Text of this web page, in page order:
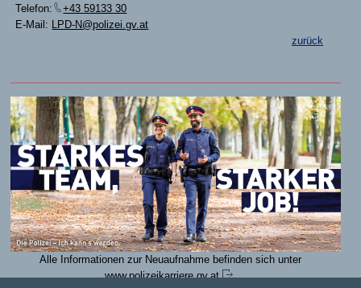
Telefon:
+43 59133 30
E-Mail: LPD-N@polizei.gv.at
zurück
Alle Informationen zur Neuaufnahme befinden sich unter
www.polizeikarriere.gv.at
.